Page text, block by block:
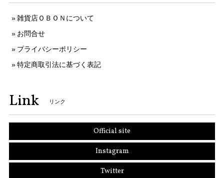
雑貨店ＯＢＯＮについて
お問合せ
プライバシーポリシー
特定商取引法に基づく表記
Link リンク
Official site
Instagram
Twitter